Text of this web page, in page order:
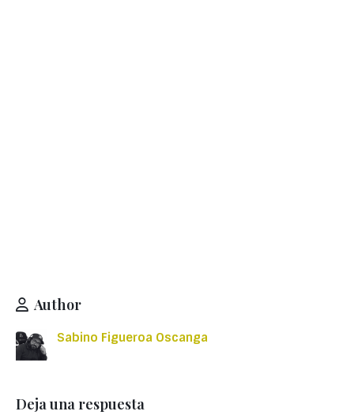
Author
Sabino Figueroa Oscanga
Deja una respuesta